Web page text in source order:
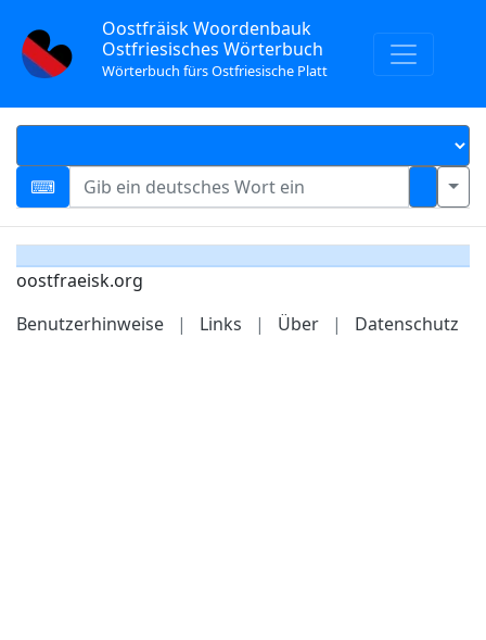
Oostfräisk Woordenbauk
Ostfriesisches Wörterbuch
Wörterbuch fürs Ostfriesische Platt
oostfraeisk.org
Benutzerhinweise
| Links | Über | Datenschutz